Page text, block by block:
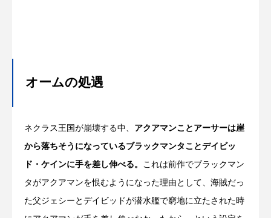
オームの処遇
ネクラス王国が崩壊する中、 アクアマンことアーサーは崖
から落ちそうになっているブラックマンタことデイビッ
ド・ケインに手を差し伸べる。 これは前作でブラックマン
タがアクアマンを恨むようになった理由として、海賊だっ
た父ジェシーとデイビッドが潜水艦で窮地に立たされた時